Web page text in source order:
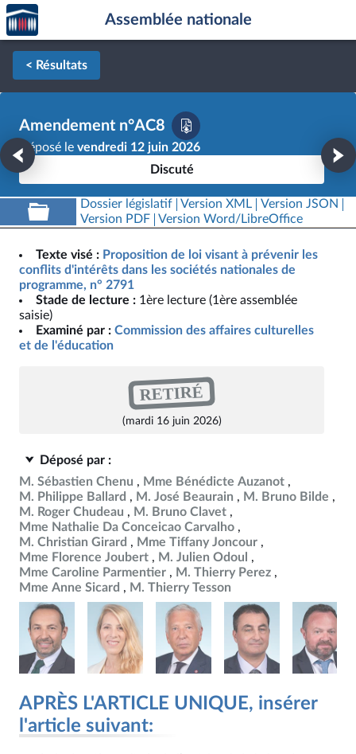
Aller au contenu
Aller en bas de la page
Accèder
à la
page
d'accueil
Assemblée nationale
< Résultats
Amendement n°AC8
Déposé le vendredi 12 juin 2026
Discuté
Dossier législatif Version XML
Version JSON
Version PDF
Version Word/LibreOffice
Texte visé : Proposition de loi visant à prévenir les
conflits d'intérêts dans les sociétés nationales de
programme, n° 2791
Stade de lecture : 1ère lecture (1ère assemblée
saisie)
Examiné par : Commission des affaires culturelles
et de l'éducation
RETIRÉ
(mardi 16 juin 2026)
Déposé par :
M. Sébastien Chenu
Mme Bénédicte Auzanot
M. Philippe Ballard
M. José Beaurain
M. Bruno Bilde
M. Roger Chudeau
M. Bruno Clavet
Mme Nathalie Da Conceicao Carvalho
M. Christian Girard
Mme Tiffany Joncour
Mme Florence Joubert
M. Julien Odoul
Mme Caroline Parmentier
M. Thierry Perez
Mme Anne Sicard
M. Thierry Tesson
APRÈS L'ARTICLE UNIQUE, insérer
l'article suivant: